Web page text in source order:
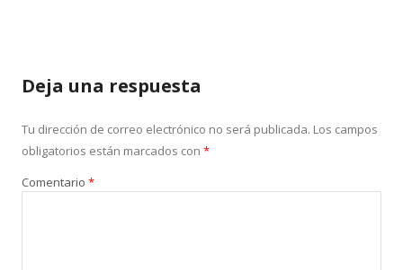
Deja una respuesta
Tu dirección de correo electrónico no será publicada. Los campos
obligatorios están marcados con *
Comentario *